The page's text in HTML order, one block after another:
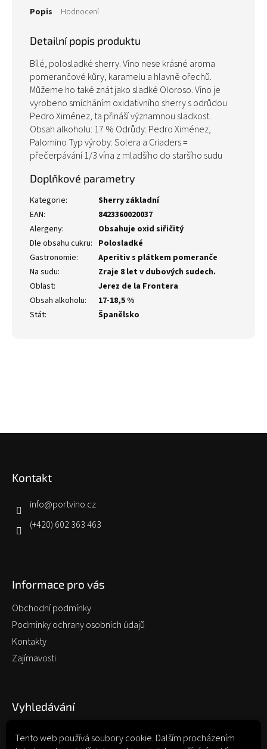
Tento web používá soubory cookie. Dalším procházením
Popis Hodnocení
Detailní popis produktu
Bílé, polosladké sherry. Víno nese krásné aroma
pomerančové kůry, karamelu a hlavně ořechů.
Můžeme ho také znát jako sladké Oloroso. Víno je
vyrobeno smícháním oxidativního sherry s odrůdou
Pedro Ximénez, ta přináší významnou sladkost.
Obsah alkoholu: 17 % Odrůdy: Pedro Ximénez,
Palomino Typ výroby: Solera a Criaders =
přečerpávání 1/3 vína z mladšího do staršího sudu
Doplňkové parametry
Kategorie:
Sherry základní
EAN:
8423360020037
Alergeny:
Obsahuje oxid siřičitý
Dle obsahu cukru: Polosladké
Gastronomie:
Aperitiv s plátkem pomeranče
Na sudu:
Zraje 8 let v dubových sudech.
Oblast:
Jerez de la Frontera
Obsah alkoholu:
17-18,5 %
Stát: Španělsko
Kontakt
info@portvino.cz
(+420) 602 363 463
Informace pro vás
Obchodní podmínky
Podmínky ochrany osobních údajů
Kontakty
Zajímavosti
Vyhledávání